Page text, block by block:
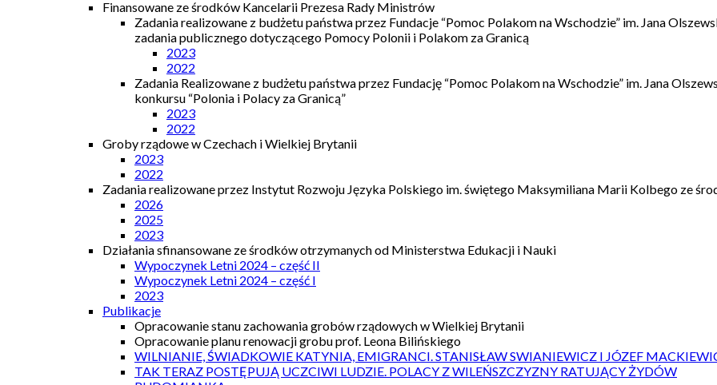
Finansowane ze środków Kancelarii Prezesa Rady Ministrów
Zadania realizowane z budżetu państwa przez Fundacje “Pomoc Polakom na Wschodzie” im. Jana
zadania publicznego dotyczącego Pomocy Polonii i Polakom za Granicą
2023
2022
Zadania Realizowane z budżetu państwa przez Fundację “Pomoc Polakom na Wschodzie” im. Jana
konkursu “Polonia i Polacy za Granicą”
2023
2022
Groby rządowe w Czechach i Wielkiej Brytanii
2023
2022
Zadania realizowane przez Instytut Rozwoju Języka Polskiego im. świętego Maksymiliana Marii Kolbego ze
2026
2025
2023
Działania sfinansowane ze środków otrzymanych od Ministerstwa Edukacji i Nauki
Wypoczynek Letni 2024 – część II
Wypoczynek Letni 2024 – część I
2023
Publikacje
Opracowanie stanu zachowania grobów rządowych w Wielkiej Brytanii
Opracowanie planu renowacji grobu prof. Leona Bilińskiego
WILNIANIE, ŚWIADKOWIE KATYNIA, EMIGRANCI. STANISŁAW SWIANIEWICZ I JÓZEF
TAK TERAZ POSTĘPUJĄ UCZCIWI LUDZIE. POLACY Z WILEŃSZCZYZNY RATUJĄCY ŻYDÓW